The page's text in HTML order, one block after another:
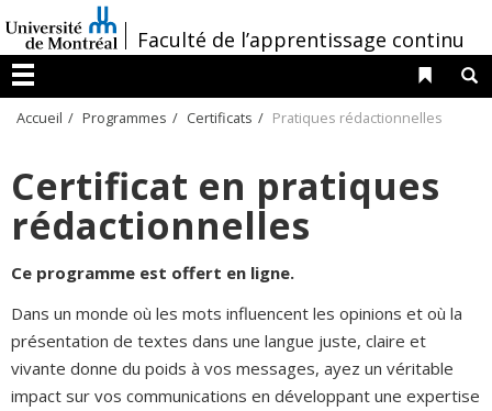
au
contenu
/Faculté de l’apprentissage continu
Menu
Liens
Accueil Programmes Certificats Pratiques rédactionnelles
Certificat en pratiques
rédactionnelles
Ce programme est offert en ligne.
Dans un monde où les mots influencent les opinions et où la
présentation de textes dans une langue juste, claire et
vivante donne du poids à vos messages, ayez un véritable
impact sur vos communications en développant une expertise